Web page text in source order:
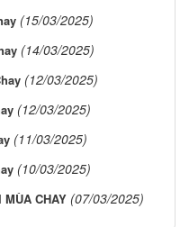
(15/03/2025)
(14/03/2025)
(12/03/2025)
(12/03/2025)
(11/03/2025)
(10/03/2025)
MÙA CHAY (07/03/2025)